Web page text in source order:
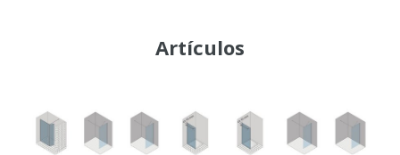
Artículos